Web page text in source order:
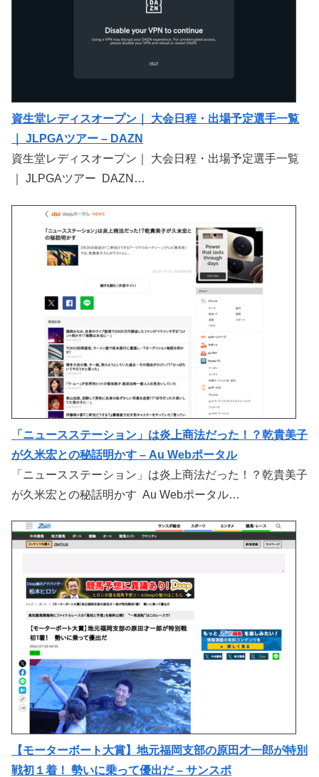
資生堂レディスオープン｜ 大会日程・出場予定選手一覧
｜ JLPGAツアー – DAZN
資生堂レディスオープン｜ 大会日程・出場予定選手一覧
｜ JLPGAツアー DAZN…
「ニュースステーション」は炎上商法だった！？乾貴美子
が久米宏との秘話明かす – Au Webポータル
「ニュースステーション」は炎上商法だった！？乾貴美子
が久米宏との秘話明かす Au Webポータル…
【モーターボート大賞】地元福岡支部の原田才一郎が特別
戦初１着！ 勢いに乗って優出だ – サンスポ